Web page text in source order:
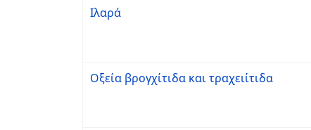
Ιλαρά
Οξεία βρογχίτιδα και τραχειίτιδα